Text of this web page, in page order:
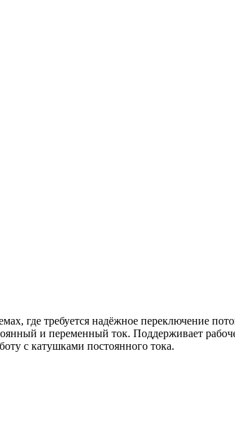
где требуется надёжное переключение
и переменный ток. Поддерживает
с катушками постоянного тока.